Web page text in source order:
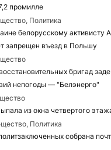
промилле
Политика
белорусскому активисту
запрещен въезд в Польшу
бригад
непогоды — "Белэнерго"
из окна четвертого
Политика
собрана